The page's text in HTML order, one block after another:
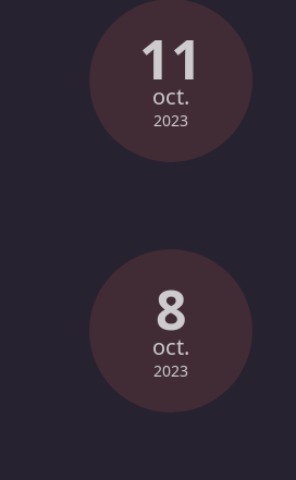
11
oct.
2023
8
oct.
2023